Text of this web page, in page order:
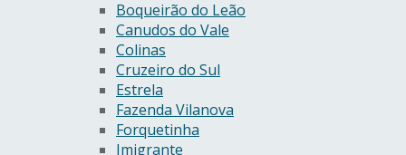
Boqueirão do Leão
Canudos do Vale
Colinas
Cruzeiro do Sul
Estrela
Fazenda Vilanova
Forquetinha
Imigrante